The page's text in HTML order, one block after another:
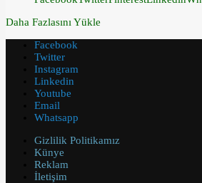
Daha Fazlasını Yükle
Facebook
Twitter
Instagram
Linkedin
Youtube
Email
Whatsapp
Gizlilik Politikamız
Künye
Reklam
İletişim